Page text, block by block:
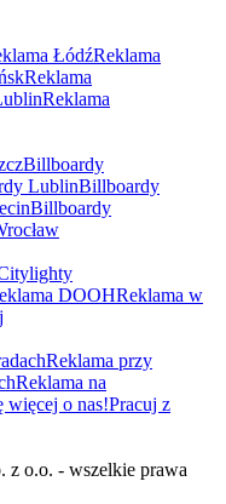
ŁódźReklama
Reklama
Reklama
Billboardy
LublinBillboardy
Billboardy
DOOHReklama w
Reklama przy
Reklama na
więcej o nas!Pracuj z
z o.o. - wszelkie prawa